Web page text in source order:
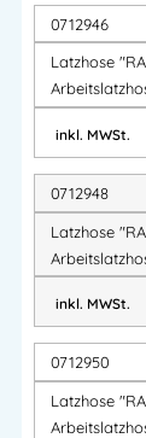
Entwickelt
Viele
Zwei
Zwei
Zwei
Viel
0712946
Latzhose
inkl. MWSt.
0712948
Latzhose
inkl. MWSt.
0712950
Latzhose